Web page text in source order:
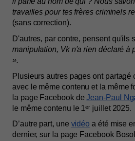
travailles pour tes frères criminels
(sans correction).
D'autres, par contre, pensent qu'ils
manipulation, Vk n'a rien déclaré à
».
Plusieurs autres pages ont partagé
avec le même contenu et la même
la page Facebook de Jean-Paul
le même contenu le 1ᵉʳ juillet 2025.
D’autre part, une vidéo a été mise
dernier, sur la page Facebook